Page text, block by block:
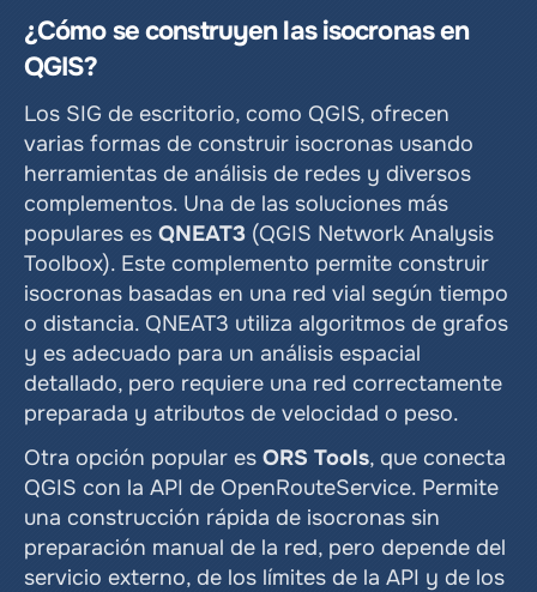
¿Cómo se construyen las isocronas en
QGIS?
Los SIG de escritorio, como QGIS, ofrecen
varias formas de construir isocronas usando
herramientas de análisis de redes y diversos
complementos. Una de las soluciones más
populares es QNEAT3 (QGIS Network Analysis
Toolbox). Este complemento permite construir
isocronas basadas en una red vial según tiempo
o distancia. QNEAT3 utiliza algoritmos de grafos
y es adecuado para un análisis espacial
detallado, pero requiere una red correctamente
preparada y atributos de velocidad o peso.
Otra opción popular es ORS Tools, que conecta
QGIS con la API de OpenRouteService. Permite
una construcción rápida de isocronas sin
preparación manual de la red, pero depende del
servicio externo, de los límites de la API y de los